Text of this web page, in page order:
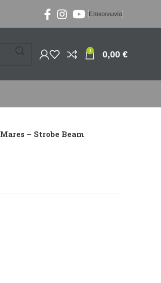
Επικοινωνία
0 0,00 €
Mares – Strobe Beam